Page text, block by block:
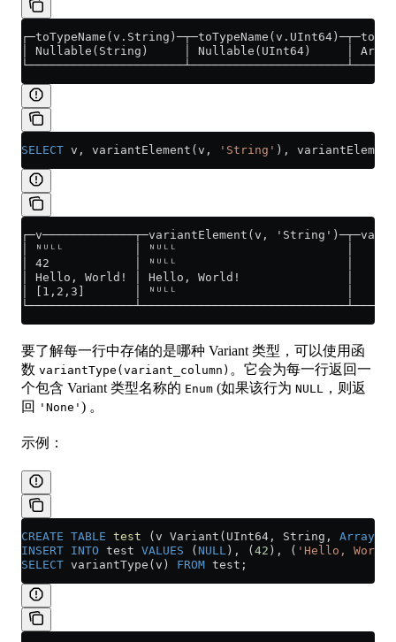
│ Nullable(String)     │ Nullable(UInt64)     │
SELECT v, variantElement(v, 'String' ),
┌─v─────────────┬─variantElement(v,
│ ᴺᵁᴸᴸ          │ ᴺᵁᴸᴸ                        │
│ 42            │ ᴺᵁᴸᴸ                        │
│ Hello, World! │ Hello, World!
│ [1,2,3]       │ ᴺᵁᴸᴸ                        │
要了解每一行中存储的是哪种 Variant 类型，可以使用函
数 variantType(variant_column) 。它会为每一行返回一
个包含 Variant 类型名称的 Enum (如果该行为 NULL ，则返
回
'None' ) 。
示例：
CREATE TABLE test (v Variant(UInt64, String, Array
INSERT INTO test VALUES ( NULL ), ( 42 ), ( 'Hello,
SELECT variantType(v) FROM test;